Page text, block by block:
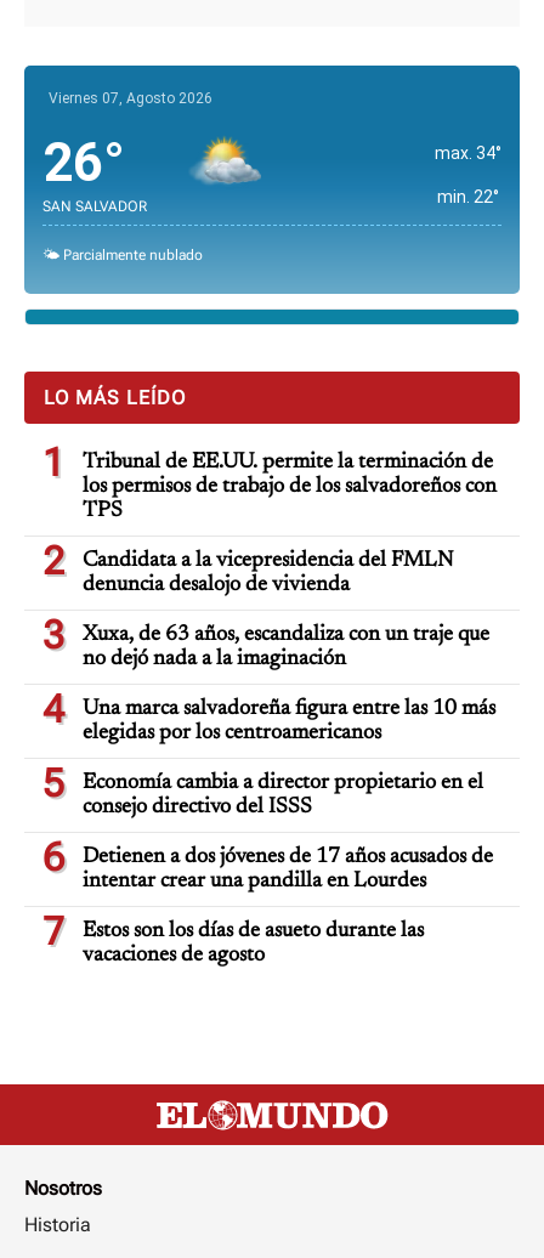
Viernes 07, Agosto 2026
26°
SAN SALVADOR
max. 34°
min. 22°
🌤️ Parcialmente nublado
LO MÁS LEÍDO
1
Tribunal de EE.UU. permite la terminación de
los permisos de trabajo de los salvadoreños con
TPS
2
Candidata a la vicepresidencia del FMLN
denuncia desalojo de vivienda
3
Xuxa, de 63 años, escandaliza con un traje que
no dejó nada a la imaginación
4
Una marca salvadoreña figura entre las 10 más
elegidas por los centroamericanos
5
Economía cambia a director propietario en el
consejo directivo del ISSS
6
Detienen a dos jóvenes de 17 años acusados de
intentar crear una pandilla en Lourdes
7
Estos son los días de asueto durante las
vacaciones de agosto
Nosotros
Historia